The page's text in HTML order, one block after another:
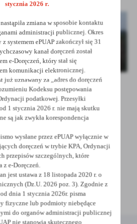
naszej strony poprzez dopasowanie
preferencji. Wyrażenie zgody na
pliki cookies gwarantuje
funkcji na stronie.
nam rozwijać się i
potrzeb.
na uzyskanie informacji w zakresie
miejsca oraz częstotliwości,
serwisy www. Dane pozwalają nam na
pod względem ich
Zgromadzone informacje są
Wyrażenie zgody na
dostępność wszystkich
prezentujemy Ci najciekawsze
stronach naszych partnerów.
do prezentowania Ci naszych
analizy Twoich upodobań oraz Twoich
witryny internetowej. Treści
się na stronach podmiotów trzecich lub
oraz innych dostawców usług.
pośredników prezentujących nasze
UDOSTĘPNIJ
NASTĘPNA
stycznia 2026 r.
zmiana w sposobie kontaktu
administracji publicznej. Okres
systemem ePUAP zakończył się 31
kanał doręczeń został
e-Doręczeń, który stał się
komunikacji elektronicznej.
już uznawany za „adres do doręczeń
Kodeksu postępowania
podatkowej. Przesyłki
1 stycznia 2026 r. nie mają skutku
są jak zwykła korespondencja
wysłane przez ePUAP wyłącznie w
doręczeń w trybie KPA, Ordynacji
przepisów szczególnych, które
z e-Doręczeń.
jest ustawa z 18 listopada 2020 r. o
(Dz.U. 2026 poz. 3). Zgodnie z
dnia 1 stycznia 2026r. pisma
fizyczne lub podmioty niebędące
do organów administracji publicznej
nie stanowią skutecznego